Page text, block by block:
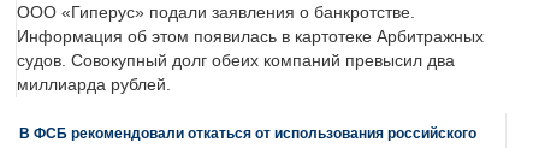
ООО «Гиперус» подали заявления о банкротстве.
Информация об этом появилась в картотеке Арбитражных
судов. Совокупный долг обеих компаний превысил два
миллиарда рублей.
В ФСБ рекомендовали откаться от использования российского